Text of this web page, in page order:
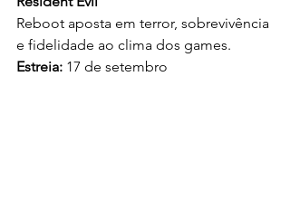
Reboot aposta em terror, sobrevivência
e fidelidade ao clima dos games.
Estreia: 17 de setembro